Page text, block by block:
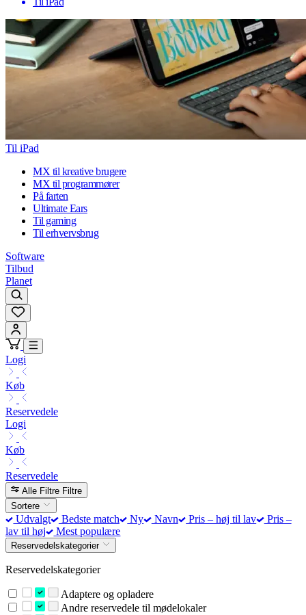
Til iPad
MX til kreative brugere
MX til programmører
På farten
Ultimate Ears
Til gaming
Til erhvervsbrug
Software
Tilbud
Planet
Logi
Køb
Reservedele
Logi
Køb
Reservedele
Alle Filtre Filtre
Sortere
Udvalgt Bedste match Ny Navn Pris – høj til lav
Pris –
lav til høj
Mest populære
Reservedelskategorier
Reservedelskategorier
Adaptere og opladere
Andre reservedele til mødelokaler